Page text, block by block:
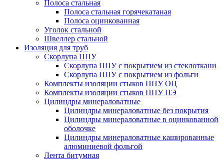
Полоса стальная
Полоса стальная горячекатаная
Полоса оцинкованная
Уголок стальной
Швеллер стальной
Изоляция для труб
Скорлупа ППУ
Скорлупа ППУ с покрытием из стеклоткани
Скорлупа ППУ с покрытием из фольги
Комплекты изоляции стыков ППУ ОЦ
Комплекты изоляции стыков ППУ ПЭ
Цилиндры минераловатные
Цилиндры минераловатные без покрытия
Цилиндры минераловатные в оцинкованной
оболочке
Цилиндры минераловатные кашированные
алюминиевой фольгой
Лента битумная